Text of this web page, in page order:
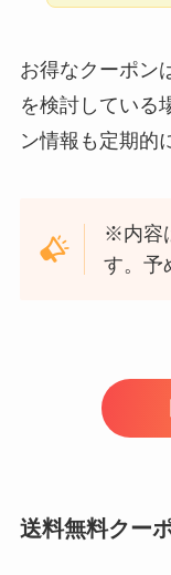
お得なクーポン
を検討している
ン情報も定期的
※内容
す。予
送料無料クー